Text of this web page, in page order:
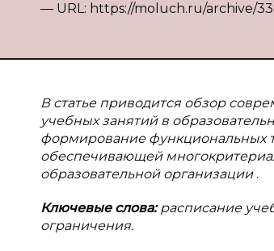
— URL: https://moluch.ru/archive/
В статье приводится обзор
учебных занятий в
формирование функциональных
обеспечивающей
образовательной организации .
Ключевые слова:расписание
ограничения.